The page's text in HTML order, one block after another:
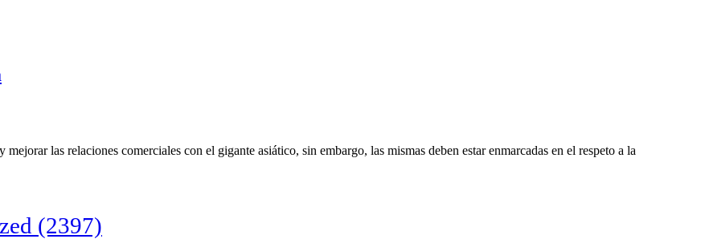
las relaciones comerciales con el gigante asiático, sin embargo, las mismas deben estar enmarcadas en el respeto a la
(2397)